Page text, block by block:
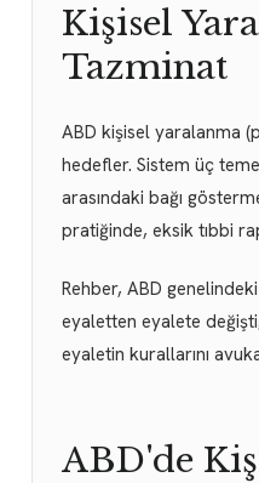
Kişisel
Tazminat
ABD kişisel yaralanma
hedefler. Sistem üç
arasındaki bağı
pratiğinde, eksik tıbbi
Rehber, ABD
eyaletten eyalete
eyaletin kurallarını
ABD'de